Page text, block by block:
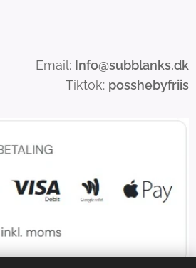
Email: Info@subblanks.dk
Tiktok: posshebyfriis